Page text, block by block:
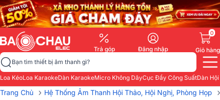
Trả góp Đăng nhập
0
Giỏ hàng
Bạn tìm thiết bị âm thanh gì?
Loa KéoLoa KaraokeDàn KaraokeMicro Không DâyCục Đẩy Công SuấtDàn
Trang Chủ › Hệ Thống Âm Thanh Hội Thảo, Hội Nghị, Phòng Họp ›